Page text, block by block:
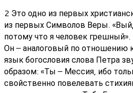
2 Это одно из первых
из первых Символов Веры.
потому что я человек
Он – аналоговый по отношению
язык богословия слова Петра
образом: «Ты – Мессия, ибо
свойственно повелевать